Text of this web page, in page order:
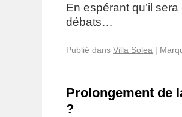
En espérant qu’il
débats…
Publié dans Villa Solea |
Prolongement de
?